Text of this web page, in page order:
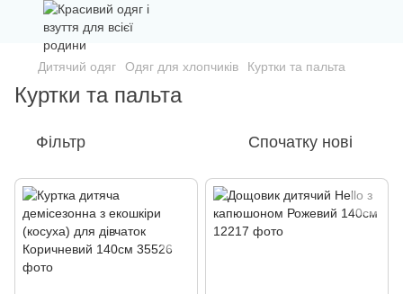
Дитячий одяг Одяг для хлопчиків Куртки та пальта
Куртки та пальта
Фільтр Спочатку нові